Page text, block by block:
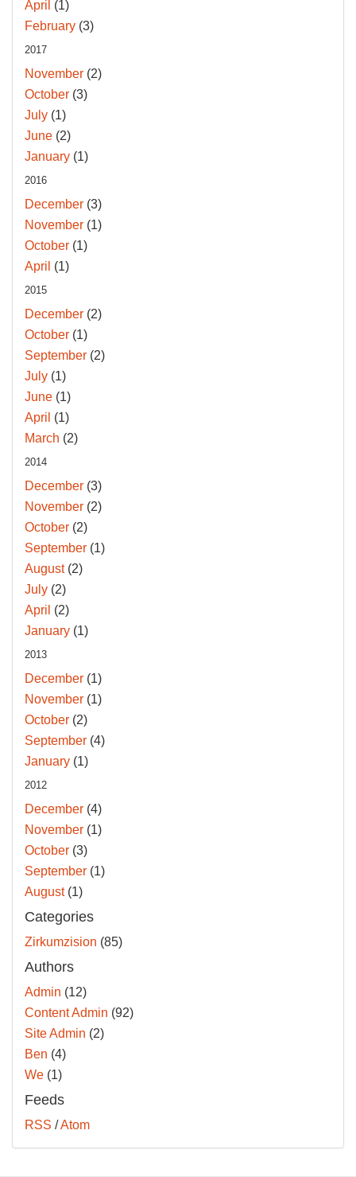
April (1)
February (3)
2017
November (2)
October (3)
July (1)
June (2)
January (1)
2016
December (3)
November (1)
October (1)
April (1)
2015
December (2)
October (1)
September (2)
July (1)
June (1)
April (1)
March (2)
2014
December (3)
November (2)
October (2)
September (1)
August(2)
July (2)
April (2)
January (1)
2013
December (1)
November (1)
October (2)
September (4)
January (1)
2012
December (4)
November (1)
October (3)
September (1)
August(1)
Categories
Zirkumzision (85)
Authors
Admin (12)
Content Admin (92)
Site Admin (2)
Ben (4)
We (1)
Feeds
RSS /Atom